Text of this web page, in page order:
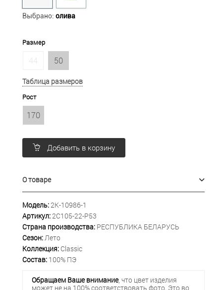
Выбрано: олива
Размер
44 50
Таблица размеров
Рост
170
Добавить в корзину
О товаре
Модель:2К-10986-1
Артикул:2С105-22-Р53
Страна производства: РЕСПУБЛИКА БЕЛАРУСЬ
Сезон:Лето
Коллекция: Classic
Состав: 100% ПЭ
Обращаем Ваше внимание, что цвет изделия
может не на 100% соответствовать фото. Это во